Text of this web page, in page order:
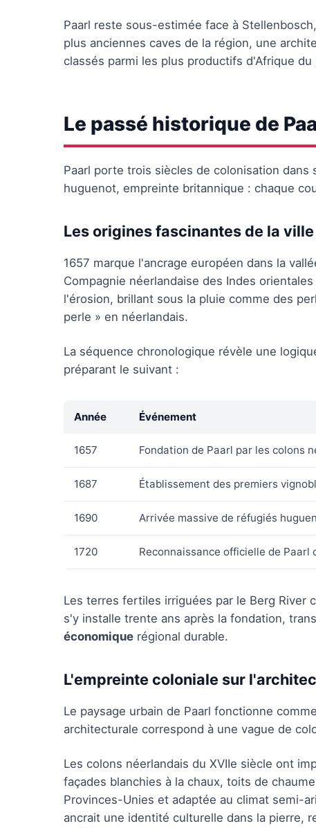
Paarl reste sous-estimée face à
plus anciennes caves de la région, une
classés parmi les plus productifs d'Afrique du
Le passé historique de
Paarl porte trois siècles de colonisation
huguenot, empreinte britannique : chaque
Les origines fascinantes de la ville
1657 marque l'ancrage européen dans la
Compagnie néerlandaise des Indes
l'érosion, brillant sous la pluie comme des
perle » en néerlandais.
La séquence chronologique révèle une
préparant le suivant :
Année Événement
1657 Fondation de Paarl par les colons
1687 Établissement des premiers
1690 Arrivée massive de réfugiés
1720 Reconnaissance officielle de
Les terres fertiles irriguées par le Berg
s'y installe trente ans après la fondation,
économique régional durable.
L'empreinte coloniale sur
Le paysage urbain de Paarl fonctionne
architecturale correspond à une vague de
Les colons néerlandais du XVIIe siècle ont
façades blanchies à la chaux, toits de
Provinces-Unies et adaptée au climat semi-
ancrait une identité culturelle dans la pierre,